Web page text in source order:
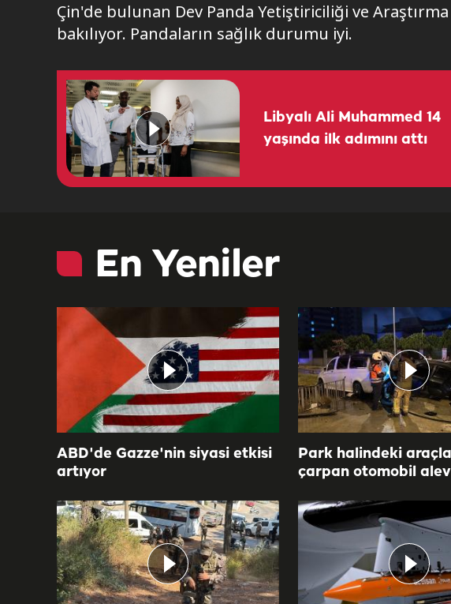
Çin'de bulunan Dev Panda Yetiştiriciliği ve
bakılıyor. Pandaların sağlık durumu iyi.
Libyalı Ali Muhammed 14
yaşında ilk adımını attı
En Yeniler
ABD'de Gazze'nin siyasi etkisi
artıyor
Park halindeki
çarpan otomobil alev